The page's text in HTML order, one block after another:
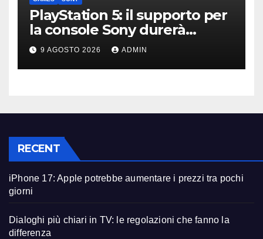
PlayStation 5: il supporto per
la console Sony durerà
ancora diversi anni?
9 AGOSTO 2026 ADMIN
RECENT
iPhone 17: Apple potrebbe aumentare i prezzi tra pochi
giorni
Dialoghi più chiari in TV: le regolazioni che fanno la
differenza